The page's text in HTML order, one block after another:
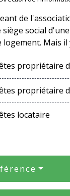
de
siège social
logement. Mais il
propriétaire
propriétaire
locataire